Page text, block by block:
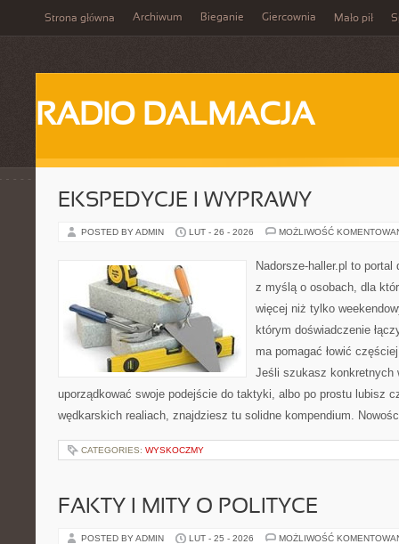
Strona główna Archiwum Bieganie Giercownia Mało pił
RADIO DALMACJA
EKSPEDYCJE I WYPRAWY
POSTED BY ADMIN LUT - 26 - 2026 MOŻLIWOŚĆ
Nadorsze-haller.pl to portal
z myślą o osobach, dla
więcej niż tylko
którym doświadczenie
ma pomagać łowić
Jeśli szukasz konkretnych
uporządkować swoje podejście do taktyki, albo po prostu lubisz
wędkarskich realiach, znajdziesz tu solidne kompendium.
CATEGORIES: WYSKOCZMY
FAKTY I MITY O POLITYCE
POSTED BY ADMIN LUT - 25 - 2026 MOŻLIWOŚĆ